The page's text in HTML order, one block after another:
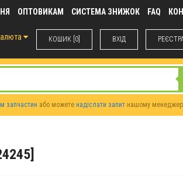
ОПТОВИКАМ СИСТЕМА ЗНИЖОК FAQ
КОШИК [0] ВХIД
запчастин або можете надіслати запит нашому